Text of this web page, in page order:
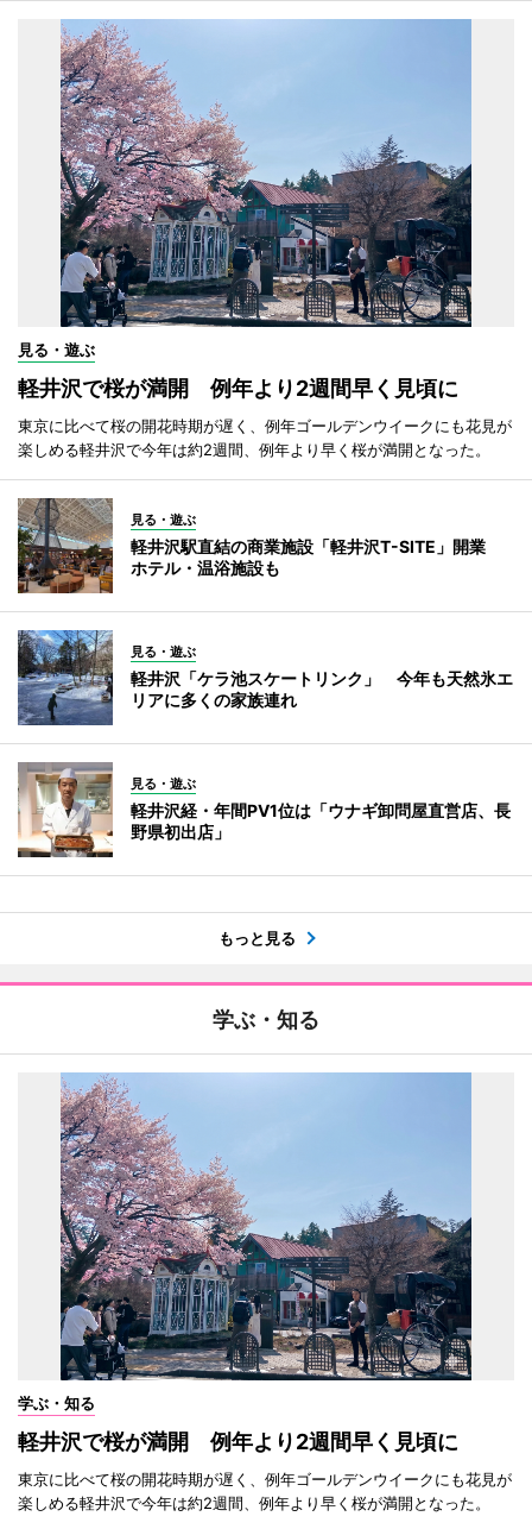
見る・遊ぶ
軽井沢で桜が満開 例年より2週間早く見頃に
東京に比べて桜の開花時期が遅く、例年ゴールデンウイークにも花見が
楽しめる軽井沢で今年は約2週間、例年より早く桜が満開となった。
見る・遊ぶ
軽井沢駅直結の商業施設「軽井沢T-SITE」開業
ホテル・温浴施設も
見る・遊ぶ
軽井沢「ケラ池スケートリンク」 今年も天然氷エ
リアに多くの家族連れ
見る・遊ぶ
軽井沢経・年間PV1位は「ウナギ卸問屋直営店、長
野県初出店」
もっと見る
学ぶ・知る
学ぶ・知る
軽井沢で桜が満開 例年より2週間早く見頃に
東京に比べて桜の開花時期が遅く、例年ゴールデンウイークにも花見が
楽しめる軽井沢で今年は約2週間、例年より早く桜が満開となった。